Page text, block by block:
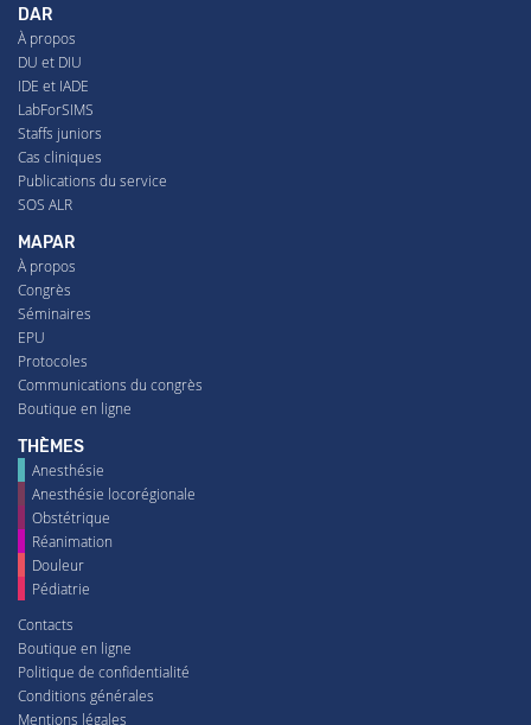
DAR
À propos
DU et DIU
IDE et IADE
LabForSIMS
Staffs juniors
Cas cliniques
Publications du service
SOS ALR
MAPAR
À propos
Congrès
Séminaires
EPU
Protocoles
Communications du congrès
Boutique en ligne
THÈMES
Anesthésie
Anesthésie locorégionale
Obstétrique
Réanimation
Douleur
Pédiatrie
Contacts
Boutique en ligne
Politique de confidentialité
Conditions générales
Mentions légales